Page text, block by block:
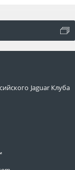
Jaguar Клуба